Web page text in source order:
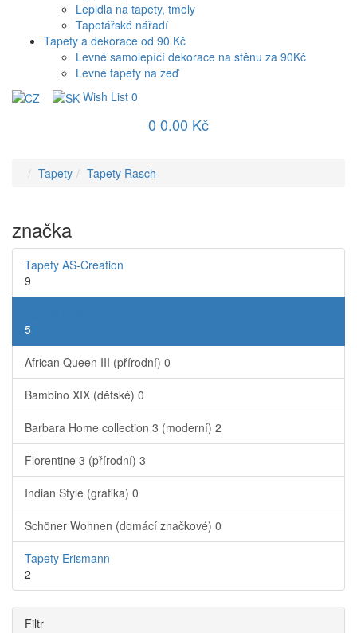
Lepidla na tapety, tmely
Tapetářské nářadí
Tapety a dekorace od 90 Kč
Levné samolepící dekorace na stěnu za 90Kč
Levné tapety na zeď
Wish List 0
0 0.00 Kč
Tapety Tapety Rasch
značka
Tapety AS-Creation
9
5
African Queen III (přírodní) 0
Bambino XIX (dětské) 0
Barbara Home collection 3 (moderní) 2
Florentine 3 (přírodní) 3
Indian Style (grafika) 0
Schöner Wohnen (domácí značkové) 0
Tapety Erismann
2
Filtr